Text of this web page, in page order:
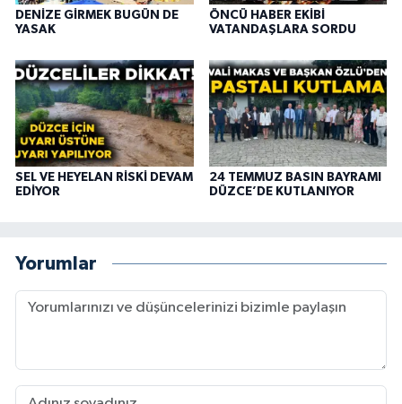
DENİZE GİRMEK BUGÜN DE
YASAK
ÖNCÜ HABER EKİBİ
VATANDAŞLARA SORDU
SEL VE HEYELAN RİSKİ DEVAM
EDİYOR
24 TEMMUZ BASIN BAYRAMI
DÜZCE’DE KUTLANIYOR
Yorumlar